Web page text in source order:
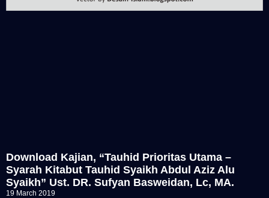
Download Kajian, “Tauhid Prioritas Utama –
Syarah Kitabut Tauhid Syaikh Abdul Aziz Alu
Syaikh” Ust. DR. Sufyan Basweidan, Lc, MA.
19 March 2019